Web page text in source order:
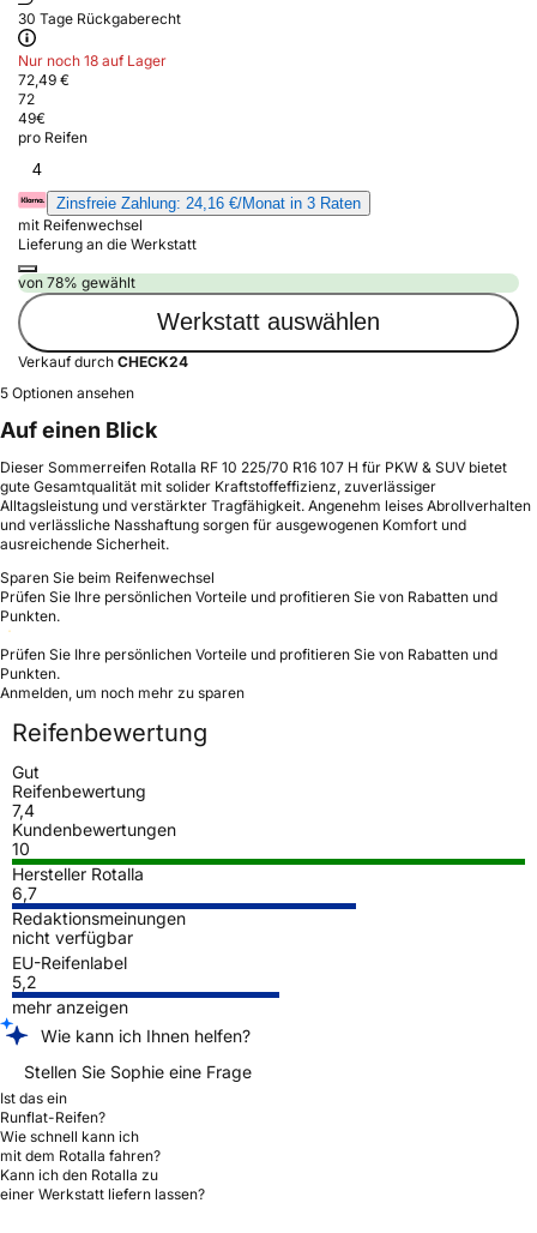
30 Tage Rückgaberecht
Nur noch 18 auf Lager
72,49 €
72
49€
pro Reifen
4
Zinsfreie Zahlung: 24,16 €/Monat in 3 Raten
mit Reifenwechsel
Lieferung an die Werkstatt
von 78% gewählt
Werkstatt auswählen
Verkauf durch CHECK24
5 Optionen ansehen
Auf einen Blick
Dieser Sommerreifen Rotalla RF 10 225/70 R16 107 H für PKW & SUV bietet
gute Gesamtqualität mit solider Kraftstoffeffizienz, zuverlässiger
Alltagsleistung und verstärkter Tragfähigkeit. Angenehm leises Abrollverhalten
und verlässliche Nasshaftung sorgen für ausgewogenen Komfort und
ausreichende Sicherheit.
Sparen Sie beim Reifenwechsel
Prüfen Sie Ihre persönlichen Vorteile und profitieren Sie von Rabatten und
Punkten.
Prüfen Sie Ihre persönlichen Vorteile und profitieren Sie von Rabatten und
Punkten.
Anmelden, um noch mehr zu sparen
Reifenbewertung
Gut
Reifenbewertung
7,4
Kundenbewertungen
10
Hersteller Rotalla
6,7
Redaktionsmeinungen
nicht verfügbar
EU-Reifenlabel
5,2
mehr anzeigen
Wie kann ich Ihnen helfen?
Stellen Sie Sophie eine Frage
Ist das ein
Runflat-Reifen?
Wie schnell kann ich
mit dem Rotalla fahren?
Kann ich den Rotalla zu
einer Werkstatt liefern lassen?